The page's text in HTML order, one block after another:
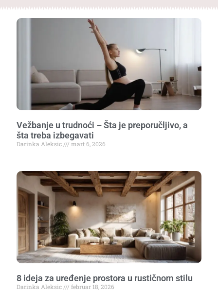
Vežbanje u trudnoći – Šta je preporučljivo, a
šta treba izbegavati
Darinka Aleksic mart 6, 2026
8 ideja za uređenje prostora u rustičnom stilu
Darinka Aleksic februar 18, 2026